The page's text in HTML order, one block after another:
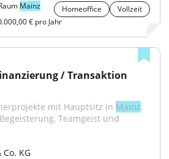
Mainz Homeoffice
Vollzeit
€ pro Jahr
/ Transaktion
mit Hauptsitz in Mainz.
Teamgeist und
KG